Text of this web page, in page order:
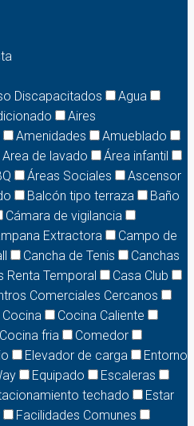
Discapacitados
Agua
Aires
Amenidades
Amueblado
Area de lavado
Área infantil
Áreas Sociales
Ascensor
Balcón tipo terraza
Baño
Cámara de vigilancia
Extractora
Campo de
Cancha de Tenis
Canchas
Renta Temporal
Casa Club
Comerciales Cercanos
Cocina
Cocina Caliente
Cocina fria
Comedor
Elevador de carga
Entorno
Equipado
Escaleras
techado
Estar
Facilidades Comunes